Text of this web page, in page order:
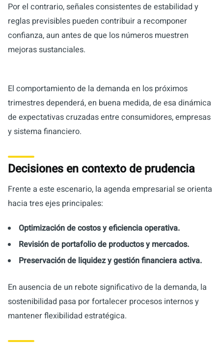
Por el contrario, señales consistentes de estabilidad y
reglas previsibles pueden contribuir a recomponer
confianza, aun antes de que los números muestren
mejoras sustanciales.
El comportamiento de la demanda en los próximos
trimestres dependerá, en buena medida, de esa dinámica
de expectativas cruzadas entre consumidores, empresas
y sistema financiero.
Decisiones en contexto de prudencia
Frente a este escenario, la agenda empresarial se orienta
hacia tres ejes principales:
Optimización de costos y eficiencia operativa.
Revisión de portafolio de productos y mercados.
Preservación de liquidez y gestión financiera activa.
En ausencia de un rebote significativo de la demanda, la
sostenibilidad pasa por fortalecer procesos internos y
mantener flexibilidad estratégica.